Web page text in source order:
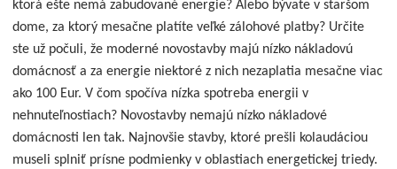
ktorá ešte nemá zabudované energie? Alebo bývate v staršom
dome, za ktorý mesačne platíte veľké zálohové platby? Určite
ste už počuli, že moderné novostavby majú nízko nákladovú
domácnosť a za energie niektoré z nich nezaplatia mesačne viac
ako 100 Eur. V čom spočíva nízka spotreba energii v
nehnuteľnostiach? Novostavby nemajú nízko nákladové
domácnosti len tak. Najnovšie stavby, ktoré prešli kolaudáciou
museli splniť prísne podmienky v oblastiach energetickej triedy.